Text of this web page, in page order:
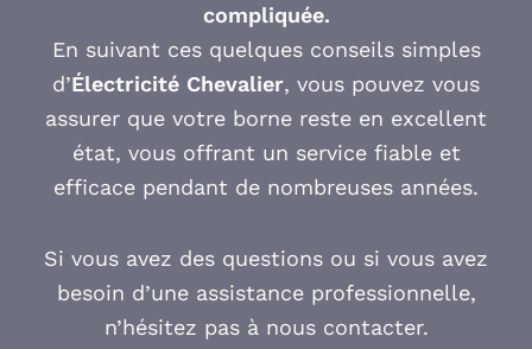
compliquée.
En suivant ces quelques conseils simples
d’Électricité Chevalier, vous pouvez vous
assurer que votre borne reste en excellent
état, vous offrant un service fiable et
efficace pendant de nombreuses années.
Si vous avez des questions ou si vous avez
besoin d’une assistance professionnelle,
n’hésitez pas à nous contacter.